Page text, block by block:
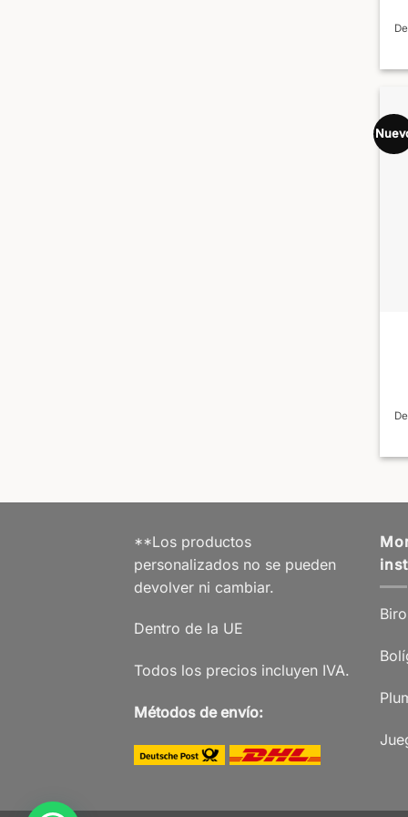
**Los productos
personalizados no se pueden
devolver ni cambiar.
Dentro de la UE
Todos los precios incluyen IVA.
Métodos de envío: